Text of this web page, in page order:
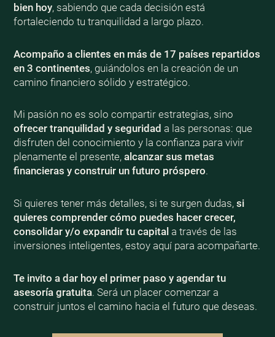
bien hoy, sabiendo que cada decisión está
fortaleciendo tu tranquilidad a largo plazo.
Acompaño a clientes en más de 17 países repartidos
en 3 continentes, guiándolos en la creación de un
camino financiero sólido y estratégico.
Mi pasión no es solo compartir estrategias, sino
ofrecer tranquilidad y seguridad a las personas: que
disfruten del conocimiento y la confianza para vivir
plenamente el presente, alcanzar sus metas
financieras y construir un futuro próspero.
Si quieres tener más detalles, si te surgen dudas, si
quieres comprender cómo puedes hacer crecer,
consolidar y/o expandir tu capital a través de las
inversiones inteligentes, estoy aquí para acompañarte.
Te invito a dar hoy el primer paso y agendar tu
asesoría gratuita. Será un placer comenzar a
construir juntos el camino hacia el futuro que deseas.